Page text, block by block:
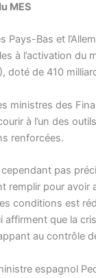
MES
Pays-Bas et
à l’activation du
doté de 410
ministres des
à l’un des
renforcées.
cependant pas
remplir pour avoir
conditions est
affirment que la
au contrôle
espagnol